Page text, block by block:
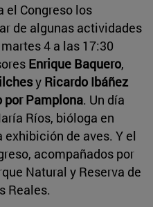
el Congreso los
de algunas actividades
4 a las 17:30
Enrique Baquero,
y Ricardo Ibáñez
por Pamplona. Un día
Ríos, bióloga en
de aves. Y el
acompañados por
Natural y Reserva de
Reales.